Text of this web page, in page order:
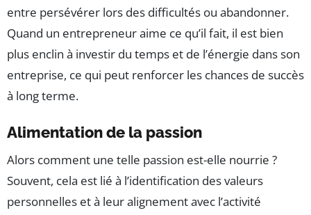
entre persévérer lors des difficultés ou abandonner.
Quand un entrepreneur aime ce qu’il fait, il est bien
plus enclin à investir du temps et de l’énergie dans son
entreprise, ce qui peut renforcer les chances de succès
à long terme.
Alimentation de la passion
Alors comment une telle passion est-elle nourrie ?
Souvent, cela est lié à l’identification des valeurs
personnelles et à leur alignement avec l’activité